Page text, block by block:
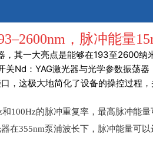
，脉冲能量
其一大亮点是能够在193至2600纳
Nd：YAG激光器与光学参数振荡
，这极大地简化了设备的操控过程
和100Hz的脉冲重复率，最高脉冲能量
在355nm泵浦波长下，脉冲能量可以